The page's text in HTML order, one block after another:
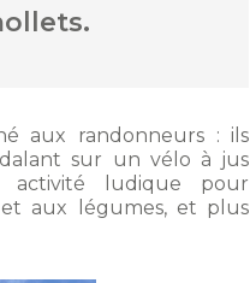
aux randonneurs : ils
sur un vélo à jus
activité ludique pour
aux légumes, et plus